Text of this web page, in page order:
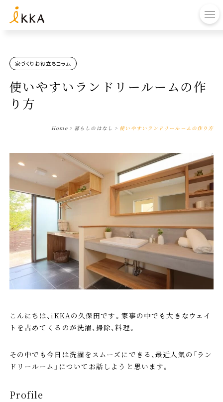
家づくりお役立ちコラム
使いやすいランドリールームの作
り方
Home> 暮らしのはなし > 使いやすいランドリールームの作り方
こんにちは、iKKAの久保田です。家事の中でも大きなウェイ
トを占めてくるのが洗濯、掃除、料理。
その中でも今日は洗濯をスムーズにできる、最近人気の「ラン
ドリールーム」についてお話しようと思います。
Profile